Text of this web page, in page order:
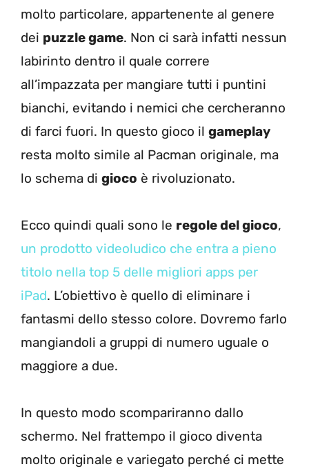
molto particolare, appartenente al genere
dei puzzle game. Non ci sarà infatti nessun
labirinto dentro il quale correre
all’impazzata per mangiare tutti i puntini
bianchi, evitando i nemici che cercheranno
di farci fuori. In questo gioco il gameplay
resta molto simile al Pacman originale, ma
lo schema di gioco è rivoluzionato.
Ecco quindi quali sono le regole del gioco,
un prodotto videoludico che entra a pieno
titolo nella top 5 delle migliori apps per
iPad. L’obiettivo è quello di eliminare i
fantasmi dello stesso colore. Dovremo farlo
mangiandoli a gruppi di numero uguale o
maggiore a due.
In questo modo scompariranno dallo
schermo. Nel frattempo il gioco diventa
molto originale e variegato perché ci mette